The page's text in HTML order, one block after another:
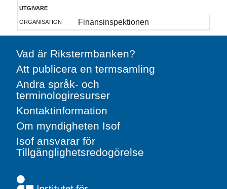
utgivare
organisation
Finansinspektionen
Vad är Rikstermbanken?
Att publicera en termsamling
Andra språk- och
terminologiresurser
Kontaktinformation
Om myndigheten Isof
Isof ansvarar för
Tillgänglighetsredogörelse